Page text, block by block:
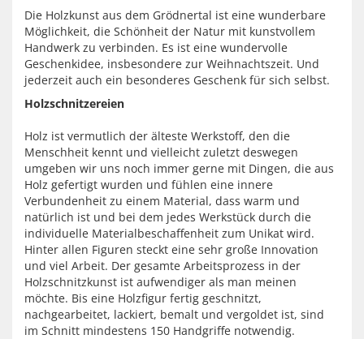
Die Holzkunst aus dem Grödnertal ist eine wunderbare
Möglichkeit, die Schönheit der Natur mit kunstvollem
Handwerk zu verbinden. Es ist eine wundervolle
Geschenkidee, insbesondere zur Weihnachtszeit. Und
jederzeit auch ein besonderes Geschenk für sich selbst.
Holzschnitzereien
Holz ist vermutlich der älteste Werkstoff, den die
Menschheit kennt und vielleicht zuletzt deswegen
umgeben wir uns noch immer gerne mit Dingen, die aus
Holz gefertigt wurden und fühlen eine innere
Verbundenheit zu einem Material, dass warm und
natürlich ist und bei dem jedes Werkstück durch die
individuelle Materialbeschaffenheit zum Unikat wird.
Hinter allen Figuren steckt eine sehr große Innovation
und viel Arbeit. Der gesamte Arbeitsprozess in der
Holzschnitzkunst ist aufwendiger als man meinen
möchte. Bis eine Holzfigur fertig geschnitzt,
nachgearbeitet, lackiert, bemalt und vergoldet ist, sind
im Schnitt mindestens 150 Handgriffe notwendig.